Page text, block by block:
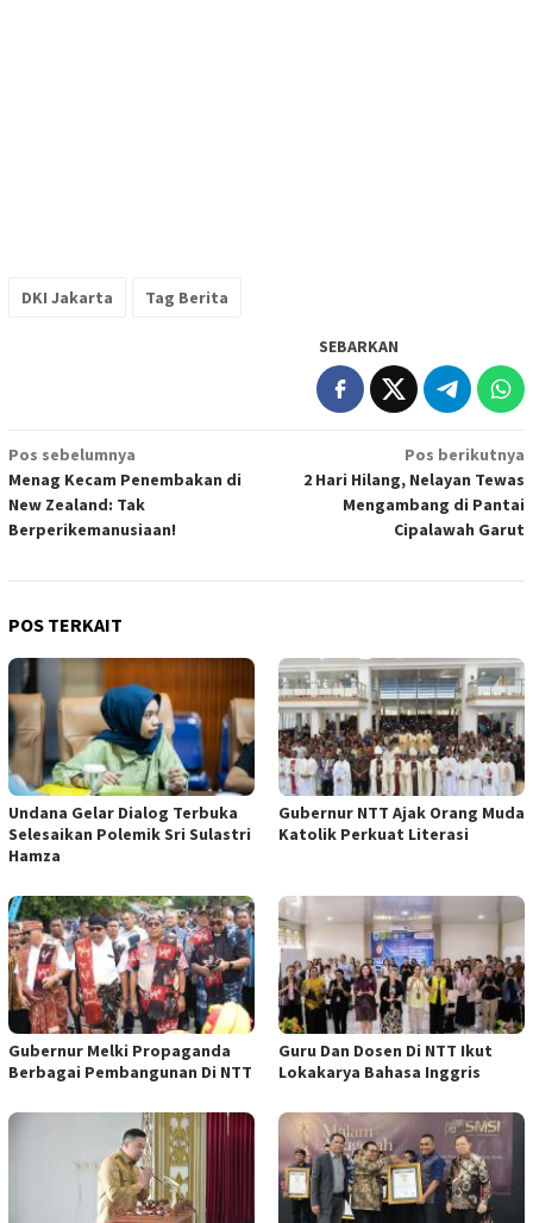
DKI Jakarta Tag Berita
SEBARKAN
Navigasi
pos
Pos sebelumnya
Menag Kecam Penembakan di
New Zealand: Tak
Berperikemanusiaan!
Pos berikutnya
2 Hari Hilang, Nelayan Tewas
Mengambang di Pantai
Cipalawah Garut
POS TERKAIT
Undana Gelar Dialog Terbuka
Selesaikan Polemik Sri Sulastri
Hamza
Gubernur NTT Ajak Orang Muda
Katolik Perkuat Literasi
Gubernur Melki Propaganda
Berbagai Pembangunan Di NTT
Guru Dan Dosen Di NTT Ikut
Lokakarya Bahasa Inggris